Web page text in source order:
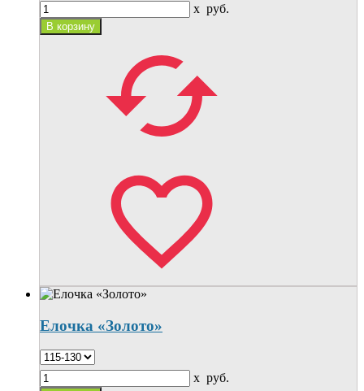
x руб.
Елочка «Золото»
x руб.